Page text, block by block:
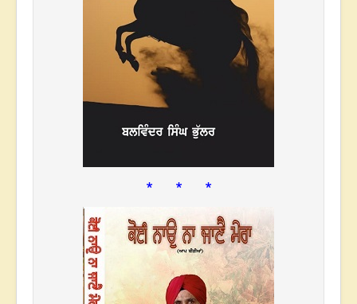
* * *